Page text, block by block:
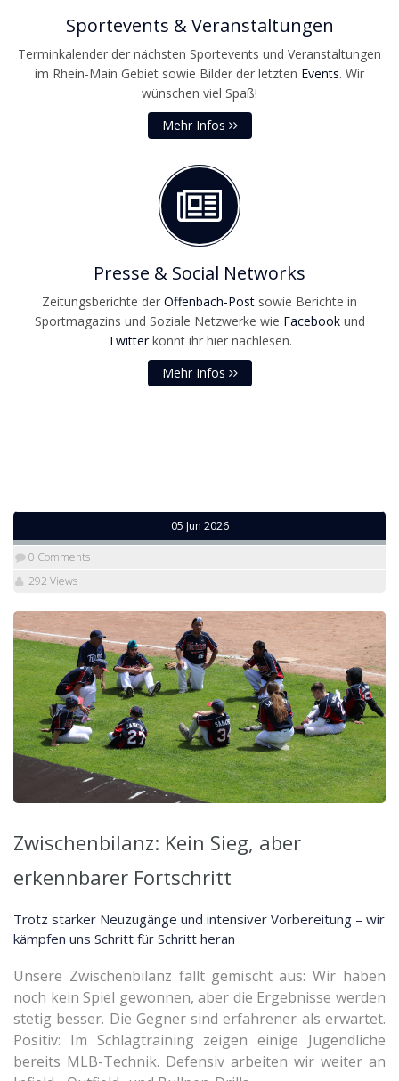
Sportevents & Veranstaltungen
Terminkalender der nächsten Sportevents und Veranstaltungen
im Rhein-Main Gebiet sowie Bilder der letzten Events. Wir
wünschen viel Spaß!
Mehr Infos
Presse & Social Networks
Zeitungsberichte der Offenbach-Post sowie Berichte in
Sportmagazins und Soziale Netzwerke wie Facebookund
Twitterkönnt ihr hier nachlesen.
Mehr Infos
05 Jun 2026
0 Comments
292 Views
Zwischenbilanz: Kein Sieg, aber
erkennbarer Fortschritt
Trotz starker Neuzugänge und intensiver Vorbereitung – wir
kämpfen uns Schritt für Schritt heran
Unsere Zwischenbilanz fällt gemischt aus: Wir haben
noch kein Spiel gewonnen, aber die Ergebnisse werden
stetig besser. Die Gegner sind erfahrener als erwartet.
Positiv: Im Schlagtraining zeigen einige Jugendliche
bereits MLB-Technik. Defensiv arbeiten wir weiter an